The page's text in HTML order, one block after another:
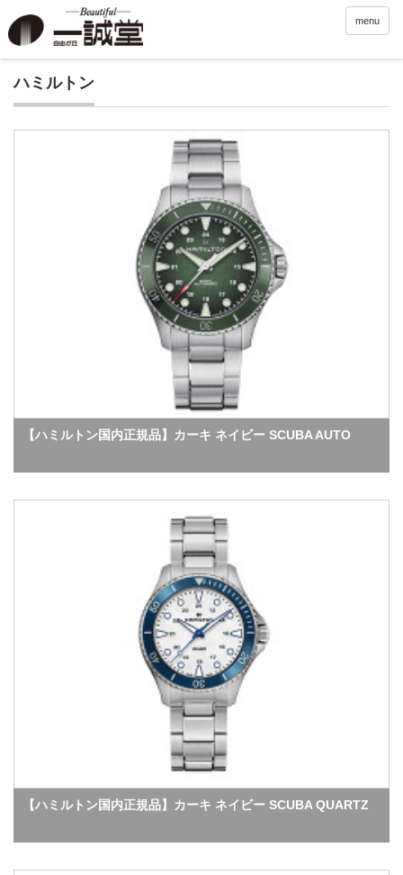
menu
ハミルトン
【ハミルトン国内正規品】カーキ ネイビー SCUBA AUTO
【ハミルトン国内正規品】カーキ ネイビー SCUBA QUARTZ